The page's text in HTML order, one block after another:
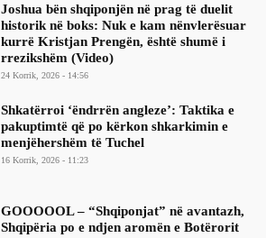
Joshua bën shqiponjën në prag të duelit
historik në boks: Nuk e kam nënvlerësuar
kurrë Kristjan Prengën, është shumë i
rrezikshëm (Video)
24 Korrik, 2026 - 14:56
Shkatërroi ‘ëndrrën angleze’: Taktika e
pakuptimtë që po kërkon shkarkimin e
menjëhershëm të Tuchel
16 Korrik, 2026 - 11:23
GOOOOOL – “Shqiponjat” në avantazh,
Shqipëria po e ndjen aromën e Botërorit